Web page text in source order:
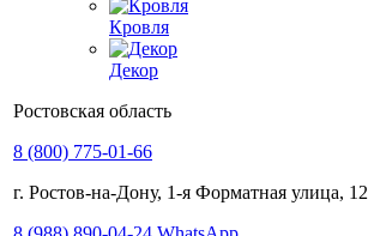
Кровля
Декор
Ростовская область
8 (800) 775-01-66
г. Ростов-на-Дону, 1-я Форматная улица, 12